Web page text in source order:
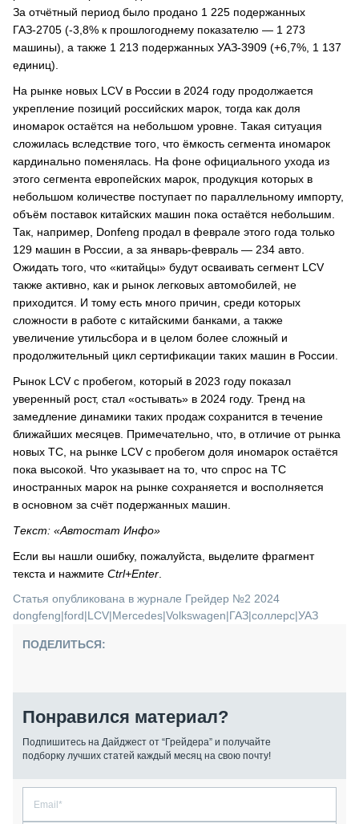
За отчётный период было продано 1 225 подержанных
ГАЗ-2705 (-3,8% к прошлогоднему показателю — 1 273
машины), а также 1 213 подержанных УАЗ-3909 (+6,7%, 1 137
единиц).
На рынке новых LCV в России в 2024 году продолжается
укрепление позиций российских марок, тогда как доля
иномарок остаётся на небольшом уровне. Такая ситуация
сложилась вследствие того, что ёмкость сегмента иномарок
кардинально поменялась. На фоне официального ухода из
этого сегмента европейских марок, продукция которых в
небольшом количестве поступает по параллельному импорту,
объём поставок китайских машин пока остаётся небольшим.
Так, например, Donfeng продал в феврале этого года только
129 машин в России, а за январь-февраль — 234 авто.
Ожидать того, что «китайцы» будут осваивать сегмент LCV
также активно, как и рынок легковых автомобилей, не
приходится. И тому есть много причин, среди которых
сложности в работе с китайскими банками, а также
увеличение утильсбора и в целом более сложный и
продолжительный цикл сертификации таких машин в России.
Рынок LCV с пробегом, который в 2023 году показал
уверенный рост, стал «остывать» в 2024 году. Тренд на
замедление динамики таких продаж сохранится в течение
ближайших месяцев. Примечательно, что, в отличие от рынка
новых ТС, на рынке LCV с пробегом доля иномарок остаётся
пока высокой. Что указывает на то, что спрос на ТС
иностранных марок на рынке сохраняется и восполняется
в основном за счёт подержанных машин.
Текст: «Автостат Инфо»
Если вы нашли ошибку, пожалуйста, выделите фрагмент
текста и нажмите Ctrl+Enter
Статья опубликована в журнале Грейдер №2 2024
dongfeng|ford|LCV|Mercedes|Volkswagen|ГАЗ|соллерс|УАЗ
ПОДЕЛИТЬСЯ:
Понравился материал?
Подпишитесь на Дайджест от “Грейдера” и получайте
подборку лучших статей каждый месяц на свою почту!